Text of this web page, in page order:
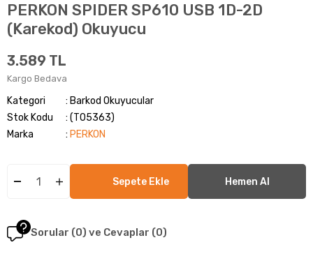
PERKON SPIDER SP610 USB 1D-2D
(Karekod) Okuyucu
3.589 TL
Kargo Bedava
Kategori
Barkod Okuyucular
Stok Kodu
(T05363)
Marka
: PERKON
Sorular (0) ve Cevaplar (0)